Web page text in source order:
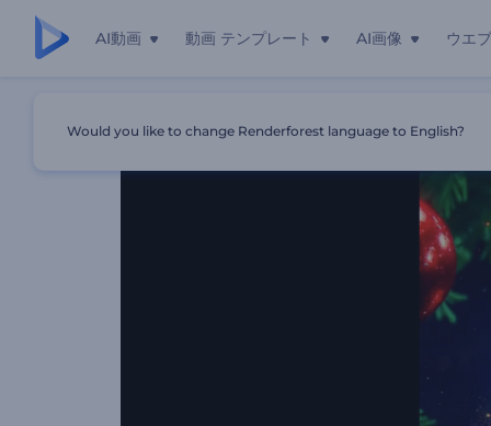
AI動画 動画 テンプレート AI画像 ウエ
Would you like to change Renderforest language to English?